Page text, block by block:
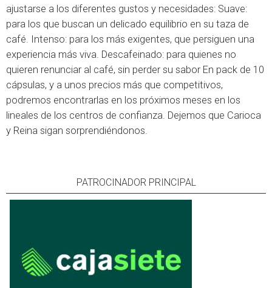
ajustarse a los diferentes gustos y necesidades: Suave:
para los que buscan un delicado equilibrio en su taza de
café. Intenso: para los más exigentes, que persiguen una
experiencia más viva. Descafeinado: para quienes no
quieren renunciar al café, sin perder su sabor En pack de 10
cápsulas, y a unos precios más que competitivos,
podremos encontrarlas en los próximos meses en los
lineales de los centros de confianza. Dejemos que Carioca
y Reina sigan sorprendiéndonos.
PATROCINADOR PRINCIPAL